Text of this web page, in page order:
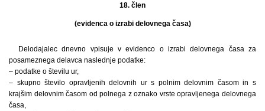
18. člen
(evidenca o izrabi delovnega časa)
Delodajalec dnevno vpisuje v evidenco o izrabi delovnega časa za
posameznega delavca naslednje podatke:
– podatke o številu ur,
– skupno število opravljenih delovnih ur s polnim delovnim časom in s
krajšim delovnim časom od polnega z oznako vrste opravljenega delovnega
časa,